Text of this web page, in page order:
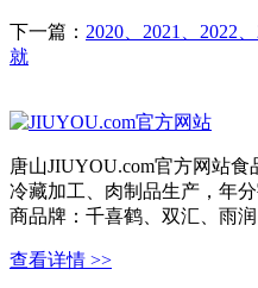
下一篇： 2020、2021、2022
就
唐山JIUYOU.com官方网站食
冷藏加工、肉制品生产，年
商品牌：千喜鹤、双汇、雨
查看详情 >>